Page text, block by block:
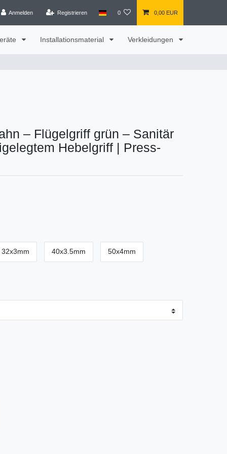
Anmelden Registrieren 0 0,00 EUR
Installationsmaterial Verkleidungen
– Flügelgriff grün – Sanitär
Hebelgriff | Press-
32x3mm 40x3.5mm 50x4mm